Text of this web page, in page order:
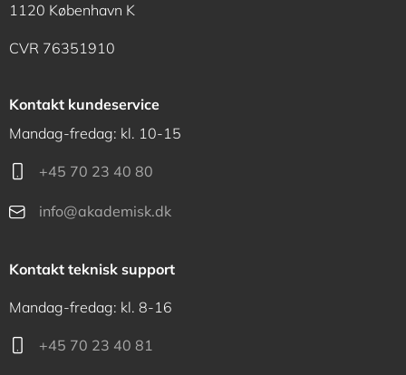
1120 København K
CVR 76351910
Kontakt kundeservice
Mandag-fredag: kl. 10-15
+45 70 23 40 80
info@akademisk.dk
Kontakt teknisk support
Mandag-fredag: kl. 8-16
+45 70 23 40 81